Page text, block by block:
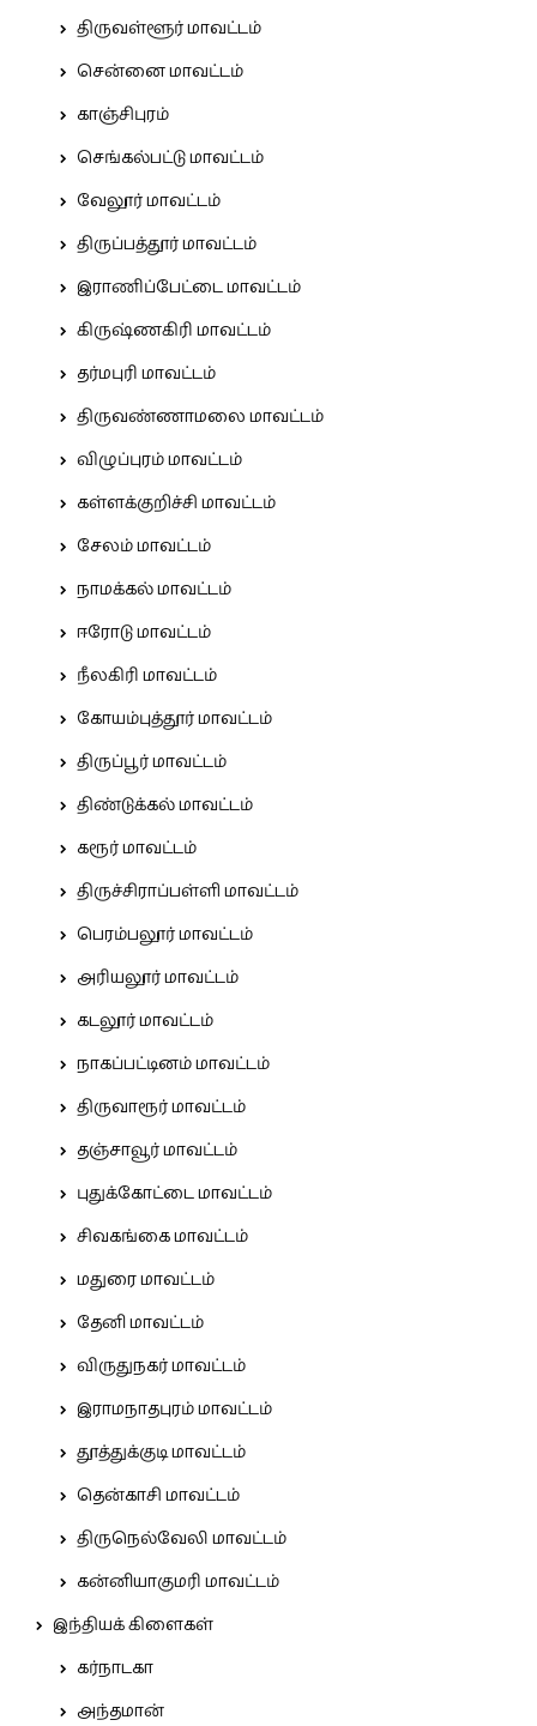
திருவள்ளூர் மாவட்டம்
சென்னை மாவட்டம்
காஞ்சிபுரம்
செங்கல்பட்டு மாவட்டம்
வேலூர் மாவட்டம்
திருப்பத்தூர் மாவட்டம்
இராணிப்பேட்டை மாவட்டம்
கிருஷ்ணகிரி மாவட்டம்
தர்மபுரி மாவட்டம்
திருவண்ணாமலை மாவட்டம்
விழுப்புரம் மாவட்டம்
கள்ளக்குறிச்சி மாவட்டம்
சேலம் மாவட்டம்
நாமக்கல் மாவட்டம்
ஈரோடு மாவட்டம்
நீலகிரி மாவட்டம்
கோயம்புத்தூர் மாவட்டம்
திருப்பூர் மாவட்டம்
திண்டுக்கல் மாவட்டம்
கரூர் மாவட்டம்
திருச்சிராப்பள்ளி மாவட்டம்
பெரம்பலூர் மாவட்டம்
அரியலூர் மாவட்டம்
கடலூர் மாவட்டம்
நாகப்பட்டினம் மாவட்டம்
திருவாரூர் மாவட்டம்
தஞ்சாவூர் மாவட்டம்
புதுக்கோட்டை மாவட்டம்
சிவகங்கை மாவட்டம்
மதுரை மாவட்டம்
தேனி மாவட்டம்
விருதுநகர் மாவட்டம்
இராமநாதபுரம் மாவட்டம்
தூத்துக்குடி மாவட்டம்
தென்காசி மாவட்டம்
திருநெல்வேலி மாவட்டம்
கன்னியாகுமரி மாவட்டம்
இந்தியக் கிளைகள்
கர்நாடகா
அந்தமான்